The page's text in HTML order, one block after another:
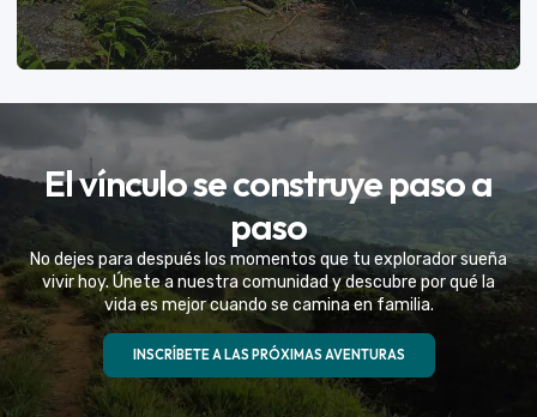
Eventos Especiales
Celebramos la vida de tu mejor amigo con una
experiencia fuera de serie
VER MÁS
El vínculo se construye paso a
paso
No dejes para después los momentos que tu explorador sueña
vivir hoy. Únete a nuestra comunidad y descubre por qué la
vida es mejor cuando se camina en familia.
INSCRÍBETE A LAS PRÓXIMAS AVENTURAS